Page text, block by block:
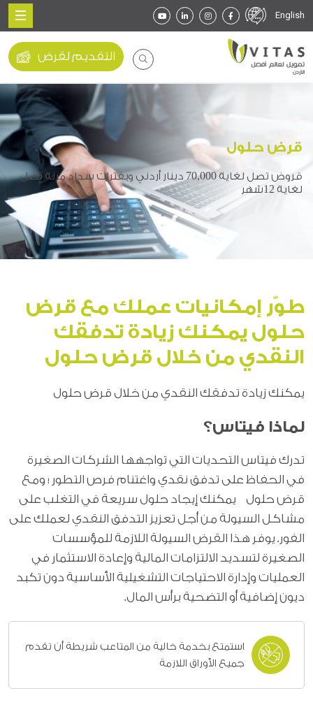
English
التقديم لقرض
قرض حلول
قروض تصل لغاية 70,000 دينار أردني وبفترات سداد مرنة تصل
لغاية 12شهر
طوّر إمكانيات عملك مع قرض
حلول يمكنك زيادة تدفقك
النقدي من خلال قرض حلول
يمكنك زيادة تدفقك النقدي من خلال قرض حلول
لماذا فيتاس؟
تدرك فيتاس التحديات التي تواجهها الشركات الصغيرة
في الحفاظ على تدفق نقدي واغتنام فرص التطور ؛ ومع
قرض حلول يمكنك إيجاد حلول سريعة في التغلب على
مشاكل السيولة من أجل تعزيز التدفق النقدي لعملك على
الفور. يوفر هذا القرض السيولة اللازمة للمؤسسات
الصغيرة لتسديد الالتزامات المالية وإعادة الاستثمار في
العمليات وإدارة الاحتياجات التشغيلية الأساسية دون تكبد
ديون إضافية أو التضحية برأس المال.
استمتع بخدمة خالية من المتاعب شريطة أن تقدم
جميع الأوراق اللازمة